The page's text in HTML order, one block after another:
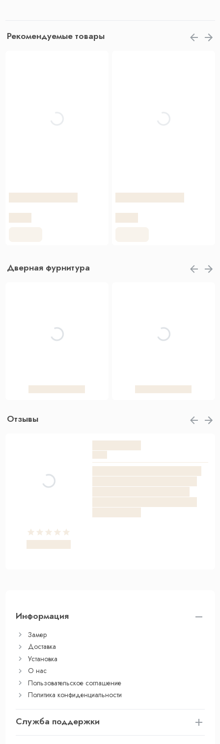
Рекомендуемые товары
Дверная фурнитура
Отзывы
Информация
Замер
Доставка
Установка
О нас
Пользовательское соглашение
Политика конфиденциальности
Служба поддержки